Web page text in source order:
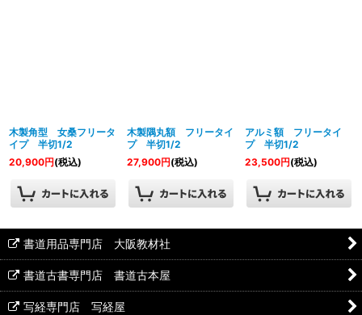
木製角型 女桑フリータ
イプ 半切1/2
20,900円(税込)
木製隅丸額 フリータイ
プ 半切1/2
27,900円(税込)
アルミ額 フリータイ
プ 半切1/2
23,500円(税込)
書道用品専門店 大阪教材社
書道古書専門店 書道古本屋
写経専門店 写経屋